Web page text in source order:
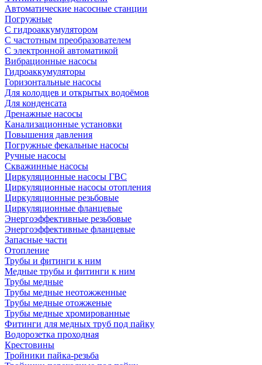
Автоматические насосные станции
Погружные
С гидроаккумулятором
С частотным преобразователем
С электронной автоматикой
Вибрационные насосы
Гидроаккумуляторы
Горизонтальные насосы
Для колодцев и открытых водоёмов
Для конденсата
Дренажные насосы
Канализационные установки
Повышения давления
Погружные фекальные насосы
Ручные насосы
Скважинные насосы
Циркуляционные насосы ГВС
Циркуляционные насосы отопления
Циркуляционные резьбовые
Циркуляционные фланцевые
Энергоэффективные резьбовые
Энергоэффективные фланцевые
Запасные части
Отопление
Трубы и фитинги к ним
Медные трубы и фитинги к ним
Трубы медные
Трубы медные неотожженные
Трубы медные отожженые
Трубы медные хромированные
Фитинги для медных труб под пайку
Водорозетка проходная
Крестовины
Тройники пайка-резьба